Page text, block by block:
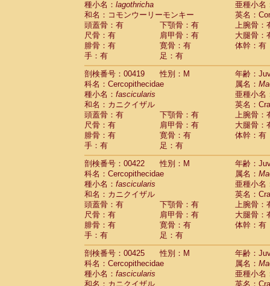
種小名： lagothricha
亜種小名
和名：コモンウーリーモンキー
英名：
頭蓋骨：有
下顎骨：有
上腕骨：
尺骨：有
肩甲骨：有
大腿骨：
腓骨：有
寛骨：有
体幹：有
手：有
足：有
剖検番号：00419
性別：M
年齢：
科名：Cercopithecidae
属名：
種小名： fascicularis
亜種小名
和名：カニクイザル
英名：
頭蓋骨：有
下顎骨：有
上腕骨：
尺骨：有
肩甲骨：有
大腿骨：
腓骨：有
寛骨：有
体幹：有
手：有
足：有
剖検番号：00422
性別：M
年齢：
科名：Cercopithecidae
属名：
種小名： fascicularis
亜種小名
和名：カニクイザル
英名：
頭蓋骨：有
下顎骨：有
上腕骨：
尺骨：有
肩甲骨：有
大腿骨：
腓骨：有
寛骨：有
体幹：有
手：有
足：有
剖検番号：00425
性別：M
年齢：
科名：Cercopithecidae
属名：
種小名： fascicularis
亜種小名
和名：カニクイザル
英名：